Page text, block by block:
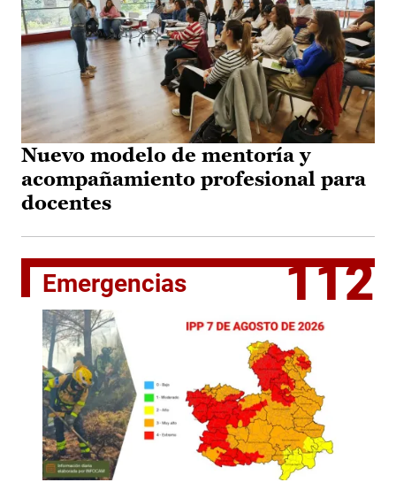
Nuevo modelo de mentoría y
acompañamiento profesional para
docentes
Emergencias 112